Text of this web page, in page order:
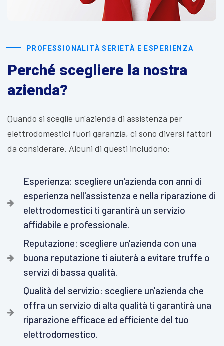
PROFESSIONALITÀ SERIETÀ E ESPERIENZA
Perché scegliere la nostra
azienda?
Quando si sceglie un'azienda di assistenza per
elettrodomestici fuori garanzia, ci sono diversi fattori
da considerare. Alcuni di questi includono:
Esperienza: scegliere un'azienda con anni di
esperienza nell'assistenza e nella riparazione di
elettrodomestici ti garantirà un servizio
affidabile e professionale.
Reputazione: scegliere un'azienda con una
buona reputazione ti aiuterà a evitare truffe o
servizi di bassa qualità.
Qualità del servizio: scegliere un'azienda che
offra un servizio di alta qualità ti garantirà una
riparazione efficace ed efficiente del tuo
elettrodomestico.